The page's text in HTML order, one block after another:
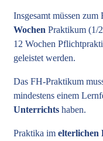
Insgesamt müssen
Wochen Praktikum (1/
12 Wochen
geleistet werden.
Das FH-Praktikum
mindestens einem
Unterrichts haben.
Praktika im elterlichen